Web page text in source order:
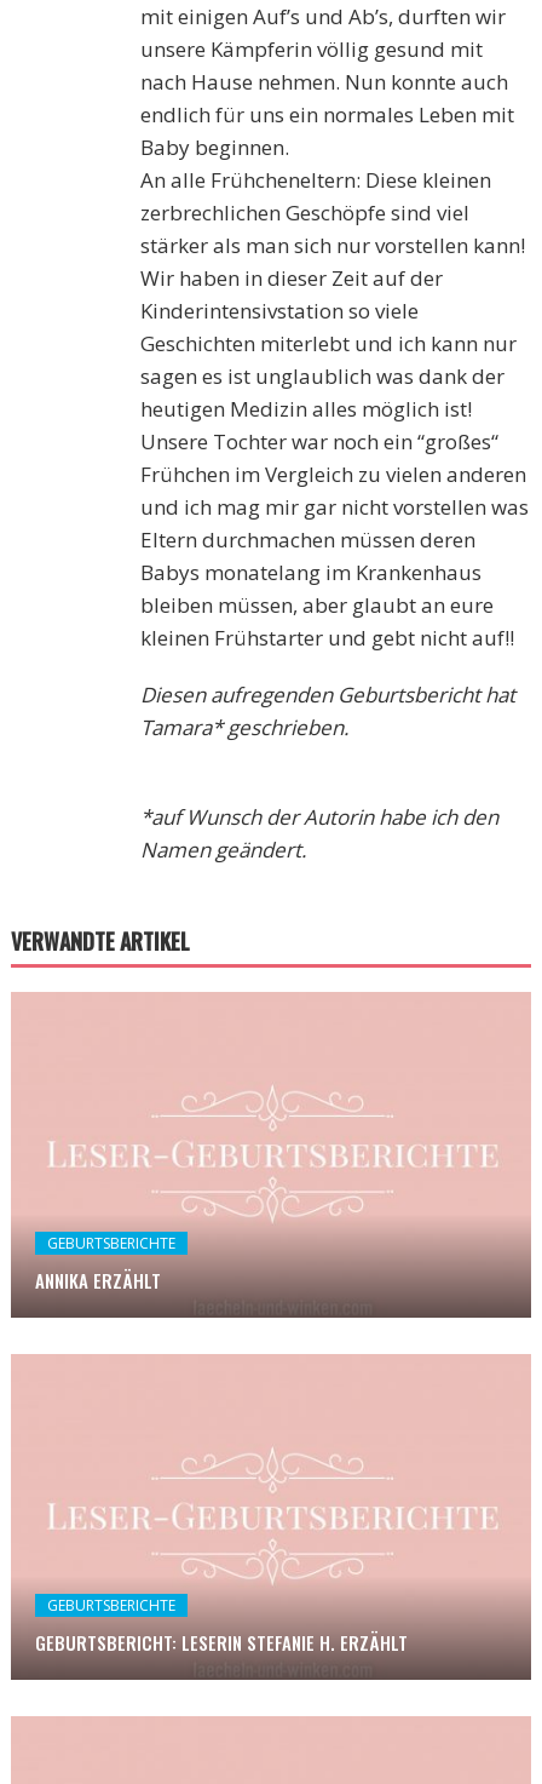
mit einigen Auf’s und Ab’s, durften wir
unsere Kämpferin völlig gesund mit
nach Hause nehmen. Nun konnte auch
endlich für uns ein normales Leben mit
Baby beginnen.
An alle Frühcheneltern: Diese kleinen
zerbrechlichen Geschöpfe sind viel
stärker als man sich nur vorstellen kann!
Wir haben in dieser Zeit auf der
Kinderintensivstation so viele
Geschichten miterlebt und ich kann nur
sagen es ist unglaublich was dank der
heutigen Medizin alles möglich ist!
Unsere Tochter war noch ein “großes“
Frühchen im Vergleich zu vielen anderen
und ich mag mir gar nicht vorstellen was
Eltern durchmachen müssen deren
Babys monatelang im Krankenhaus
bleiben müssen, aber glaubt an eure
kleinen Frühstarter und gebt nicht auf!!
Diesen aufregenden Geburtsbericht hat
Tamara* geschrieben.
*auf Wunsch der Autorin habe ich den
Namen geändert.
VERWANDTE ARTIKEL
GEBURTSBERICHTE
ANNIKA ERZÄHLT
GEBURTSBERICHTE
GEBURTSBERICHT: LESERIN STEFANIE H. ERZÄHLT